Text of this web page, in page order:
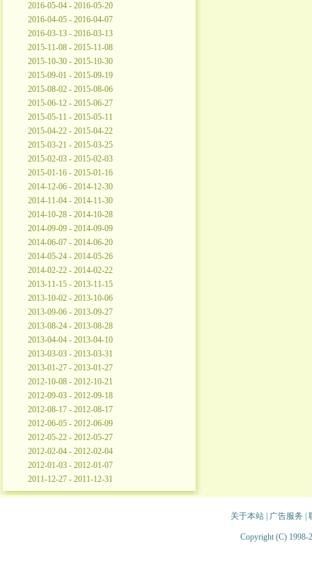
2016-05-04 - 2016-05-20
2016-04-05 - 2016-04-07
2016-03-13 - 2016-03-13
2015-11-08 - 2015-11-08
2015-10-30 - 2015-10-30
2015-09-01 - 2015-09-19
2015-08-02 - 2015-08-06
2015-06-12 - 2015-06-27
2015-05-11 - 2015-05-11
2015-04-22 - 2015-04-22
2015-03-21 - 2015-03-25
2015-02-03 - 2015-02-03
2015-01-16 - 2015-01-16
2014-12-06 - 2014-12-30
2014-11-04 - 2014-11-30
2014-10-28 - 2014-10-28
2014-09-09 - 2014-09-09
2014-06-07 - 2014-06-20
2014-05-24 - 2014-05-26
2014-02-22 - 2014-02-22
2013-11-15 - 2013-11-15
2013-10-02 - 2013-10-06
2013-09-06 - 2013-09-27
2013-08-24 - 2013-08-28
2013-04-04 - 2013-04-10
2013-03-03 - 2013-03-31
2013-01-27 - 2013-01-27
2012-10-08 - 2012-10-21
2012-09-03 - 2012-09-18
2012-08-17 - 2012-08-17
2012-06-05 - 2012-06-09
2012-05-22 - 2012-05-27
2012-02-04 - 2012-02-04
2012-01-03 - 2012-01-07
2011-12-27 - 2011-12-31
关于本站| 广告服务
Copyright (C) 1998-